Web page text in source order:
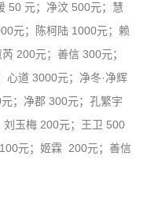
50 元；净汶 500元；慧
元；陈柯陆 1000元；赖
200元；善信 300元；
心道 3000元；净冬·净辉
；净郡 300元；孔繁宇
玉梅 200元；王卫 500
元；姬霖 200元；善信